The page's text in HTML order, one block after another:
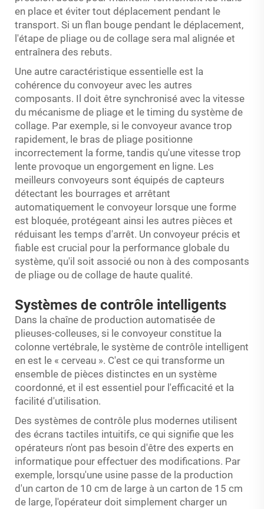
en place et éviter tout déplacement pendant le
transport. Si un flan bouge pendant le déplacement,
l'étape de pliage ou de collage sera mal alignée et
entraînera des rebuts.
Une autre caractéristique essentielle est la
cohérence du convoyeur avec les autres
composants. Il doit être synchronisé avec la vitesse
du mécanisme de pliage et le timing du système de
collage. Par exemple, si le convoyeur avance trop
rapidement, le bras de pliage positionne
incorrectement la forme, tandis qu'une vitesse trop
lente provoque un engorgement en ligne. Les
meilleurs convoyeurs sont équipés de capteurs
détectant les bourrages et arrêtant
automatiquement le convoyeur lorsque une forme
est bloquée, protégeant ainsi les autres pièces et
réduisant les temps d'arrêt. Un convoyeur précis et
fiable est crucial pour la performance globale du
système, qu'il soit associé ou non à des composants
de pliage ou de collage de haute qualité.
Systèmes de contrôle intelligents
Dans la chaîne de production automatisée de
plieuses-colleuses, si le convoyeur constitue la
colonne vertébrale, le système de contrôle intelligent
en est le « cerveau ». C'est ce qui transforme un
ensemble de pièces distinctes en un système
coordonné, et il est essentiel pour l'efficacité et la
facilité d'utilisation.
Des systèmes de contrôle plus modernes utilisent
des écrans tactiles intuitifs, ce qui signifie que les
opérateurs n'ont pas besoin d'être des experts en
informatique pour effectuer des modifications. Par
exemple, lorsqu'une usine passe de la production
d'un carton de 10 cm de large à un carton de 15 cm
de large, l'opérateur doit simplement charger un